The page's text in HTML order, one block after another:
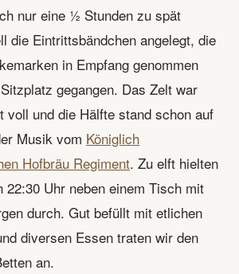
nur eine ½ Stunden zu spät
die Eintrittsbändchen angelegt, die
in Empfang genommen
gegangen. Das Zelt war
voll und die Hälfte stand schon auf
Musik vom Königlich
Hofbräu Regiment. Zu elft hielten
Uhr neben einem Tisch mit
durch. Gut befüllt mit etlichen
diversen Essen traten wir den
an.